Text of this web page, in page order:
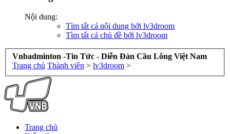
Nội dung:
Tìm tất cả nội dung bởi lv3droom
Tìm tất cả chủ đề bởi lv3droom
Vnbadminton -Tin Tức - Diễn Đàn Cầu Lông Việt Nam
Trang chủ Thành viên > lv3droom >
Trang chủ